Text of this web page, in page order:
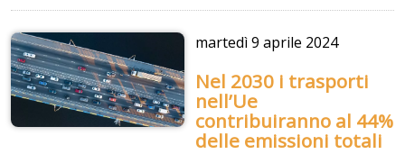
martedì9 aprile 2024
Nel 2030 i trasporti
nell’Ue
contribuiranno al 44%
delle emissioni totali